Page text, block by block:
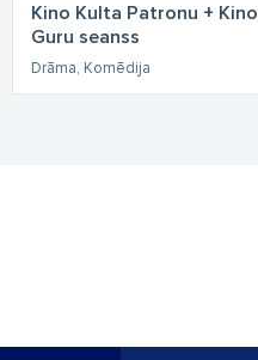
Kino Kulta Patronu + Kino
Guru seanss
Drāma, Komēdija